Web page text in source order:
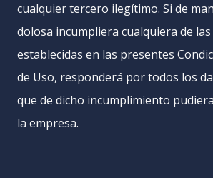
cualquier tercero ilegítimo. Si de
dolosa incumpliera cualquiera de
establecidas en las presentes
de Uso, responderá por todos los
que de dicho incumplimiento
la empresa.